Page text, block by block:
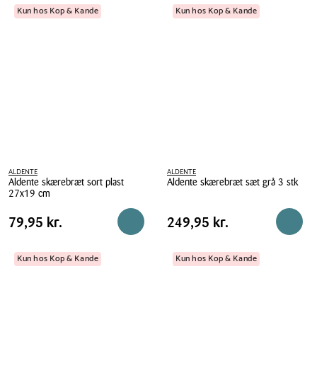
træ
plast
Kun hos Kop & Kande
ALDENTE
Aldente skærebræt sort plast
27x19 cm
Aldente
skærebræt
plast
Pris
tabel
Pris 79,95 kr.
79,95 kr. Reservér i butik
Kun hos Kop & Kande
ALDENTE
Aldente skærebræt sæt grå 3 stk
skærebræt
sæt
Pris
Pris 249,95 kr.
249,95 kr.
Kun hos Kop & Kande Kun hos Kop & Kande